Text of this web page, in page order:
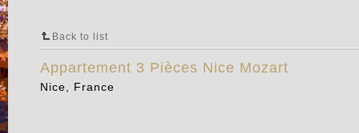
Back to list
Appartement 3 Pièces Nice Mozart
Nice, France